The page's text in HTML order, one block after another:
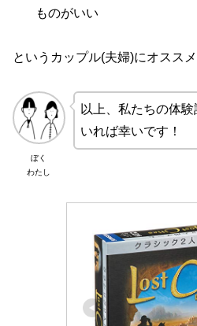
ものがいい
というカップル(夫婦)にオススメ
ぼく
わたし
以上、私たちの体
いれば幸いです！